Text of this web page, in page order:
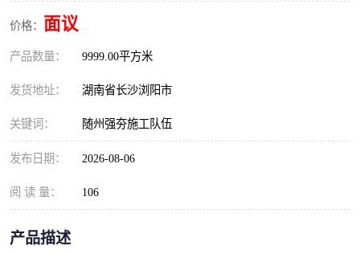
价格： 面议
产品数量： 9999.00平方米
发货地址： 湖南省长沙浏阳市
关键词： 随州强夯施工队伍
发布日期： 2026-08-06
阅 读 量： 106
产品描述